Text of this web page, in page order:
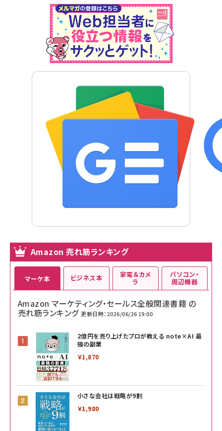
Amazon 売れ筋ランキング
マーケ本
Amazon マーケティング・セールス全般関連書籍 の
売れ筋ランキング 更新日時：2026/06/26 19:00
2億円を売り上げたプロが教える note×AI 最
強の副業
￥1,870
小さな会社は戦略が9割
￥1,980
ビジネス本 家電＆カメ
ラ
パソコン・
周辺機器